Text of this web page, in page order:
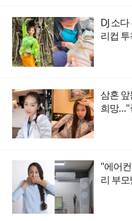
DJ 소
리컵
삼혼
희망…"
"에어
리 부